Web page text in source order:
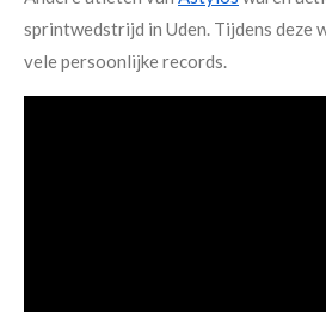
sprintwedstrijd in Uden. Tijdens deze
vele persoonlijke records.